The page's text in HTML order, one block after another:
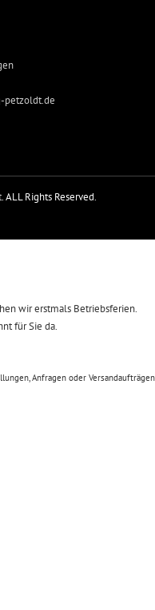
petzoldt.de
. ALL Rights Reserved.
wir erstmals Betriebsferien.
für Sie da.
Anfragen oder